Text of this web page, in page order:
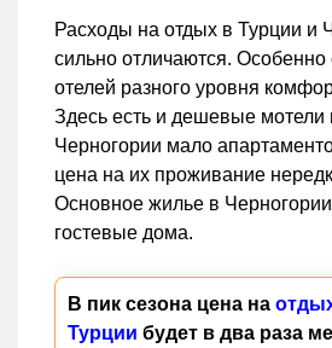
Расходы на отдых в Турции и
сильно отличаются.
отелей разного уровня
Здесь есть и дешевые мотели
Черногории мало
цена на их проживание
Основное жилье в
гостевые дома.
В пик сезона цена на
Турции будет в два раза